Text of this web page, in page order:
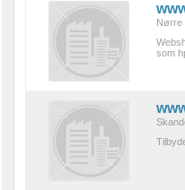
Nørre
som